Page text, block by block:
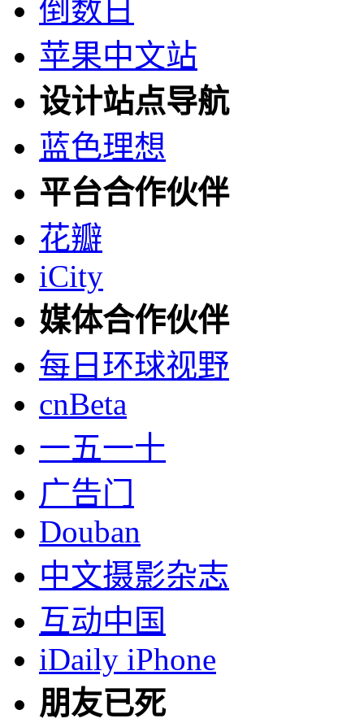
倒数日
苹果中文站
设计站点导航
蓝色理想
平台合作伙伴
花瓣
iCity
媒体合作伙伴
每日环球视野
cnBeta
一五一十
广告门
Douban
中文摄影杂志
互动中国
iDaily iPhone
朋友已死